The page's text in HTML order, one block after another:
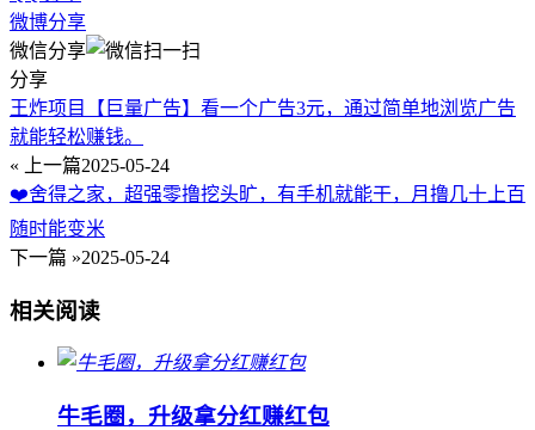
微博分享
微信分享
分享
王炸项目【巨量广告】看一个广告3元，通过简单地浏览广告
就能轻松赚钱。
« 上一篇2025-05-24
❤️舍得之家，超强零撸挖头旷，有手机就能干，月撸几十上百
随时能变米
下一篇 »2025-05-24
相关阅读
牛毛圈，升级拿分红赚红包